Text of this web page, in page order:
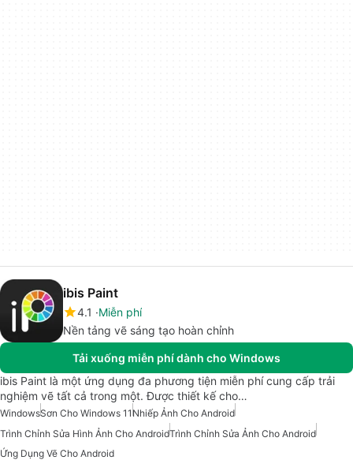
ibis Paint
4.1
Miễn phí
Nền tảng vẽ sáng tạo hoàn chỉnh
Tải xuống miễn phí dành cho Windows
ibis Paint là một ứng dụng đa phương tiện miễn phí cung cấp trải
nghiệm vẽ tất cả trong một. Được thiết kế cho…
WindowsSơn Cho Windows 11 Nhiếp Ảnh Cho Android
Trình Chỉnh Sửa Hình Ảnh Cho AndroidTrình Chỉnh Sửa Ảnh Cho Android
Ứng Dụng Vẽ Cho Android